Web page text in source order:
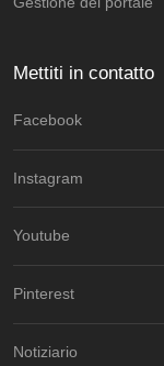
Mettiti in contatto
Facebook
Instagram
Youtube
Pinterest
Notiziario